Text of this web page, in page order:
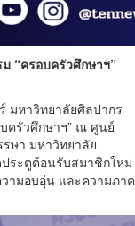
“ครอบครัวศึกษาฯ”
มหาวิทยาลัยศิลปากร
ครัวศึกษาฯ” ณ ศูนย์
ษา มหาวิทยาลัย
ระตูต้อนรับสมาชิกใหม่
ามอบอุ่น และความภาค